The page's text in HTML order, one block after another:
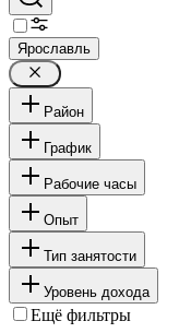
Ярославль
Район
График
Рабочие часы
Опыт
Тип занятости
Уровень дохода
Ещё фильтры